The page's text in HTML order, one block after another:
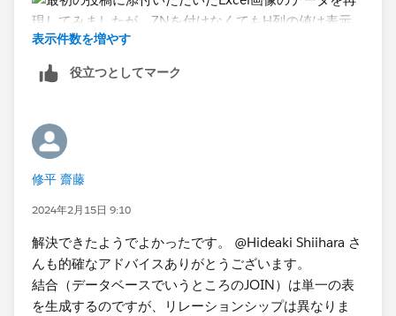
<tableau ヘルプ>
※このやりとりであなたの問題が解決できましたら
トアンサーを選択
がこの問題を見たとき解決に導けるように)
表示件数を増やす
役立つとしてマーク
修平 齋藤
2024年2月15日 9:10
解決できたようでよかったです。 @Hideaki Shiihara さ
んも的確なアドバイスありがとうございます。
結合（データベースでいうところのJOIN）は単一の表
を生成するのですが、リレーションシップは異なりま